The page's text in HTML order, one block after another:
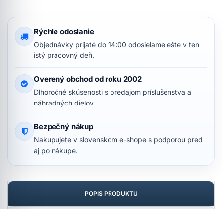
Rýchle odoslanie
Objednávky prijaté do 14:00 odosielame ešte v ten
istý pracovný deň.
Overený obchod od roku 2002
Dlhoročné skúsenosti s predajom príslušenstva a
náhradných dielov.
Bezpečný nákup
Nakupujete v slovenskom e-shope s podporou pred
aj po nákupe.
POPIS PRODUKTU